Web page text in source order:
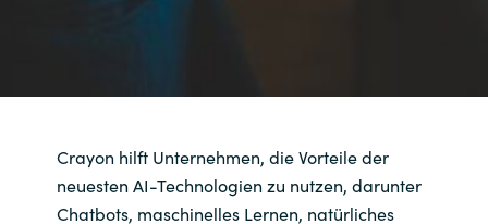
Crayon hilft Unternehmen, die Vorteile der
neuesten AI-Technologien zu nutzen, darunter
Chatbots, maschinelles Lernen, natürliches